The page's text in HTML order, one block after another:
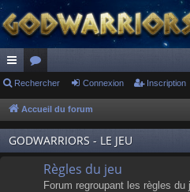
ac
co
ur
ci
or
u
m
s
Rechercher Connexion Inscription
Accueil du forum
GODWARRIORS - LE JEU
Règles du jeu
Forum regroupant les règles